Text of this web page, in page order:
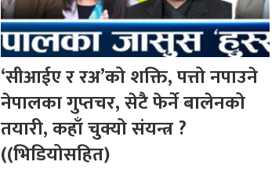
‘सीआईए र रअ’को शक्ति, पत्तो नपाउने
नेपालका गुप्तचर, सेटै फेर्ने बालेनको
तयारी, कहाँ चुक्यो संयन्त्र ?
((भिडियोसहित)